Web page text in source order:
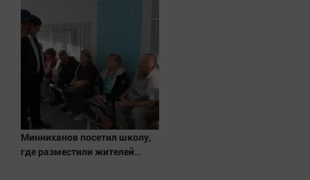
Минниханов посетил школу,
где разместили жителей